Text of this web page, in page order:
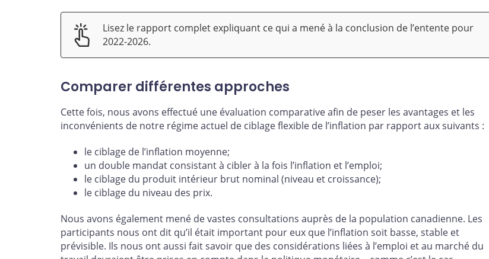
Lisez le rapport complet expliquant ce qui a mené à la conclusion de l’entente pour
2022-2026.
Comparer différentes approches
Cette fois, nous avons effectué une évaluation comparative afin de peser les avantages et les
inconvénients de notre régime actuel de ciblage flexible de l’inflation par rapport aux suivants :
le ciblage de l’inflation moyenne;
un double mandat consistant à cibler à la fois l’inflation et l’emploi;
le ciblage du produit intérieur brut nominal (niveau et croissance);
le ciblage du niveau des prix.
Nous avons également mené de vastes consultations auprès de la population canadienne. Les
participants nous ont dit qu’il était important pour eux que l’inflation soit basse, stable et
prévisible. Ils nous ont aussi fait savoir que des considérations liées à l’emploi et au marché du